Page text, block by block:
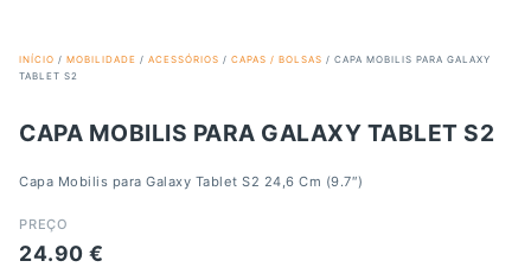
INÍCIO / MOBILIDADE / ACESSÓRIOS / CAPAS / BOLSAS / CAPA MOBILIS PARA GALAXY
TABLET S2
CAPA MOBILIS PARA GALAXY TABLET S2
Capa Mobilis para Galaxy Tablet S2 24,6 Cm (9.7″)
PREÇO
24.90 €